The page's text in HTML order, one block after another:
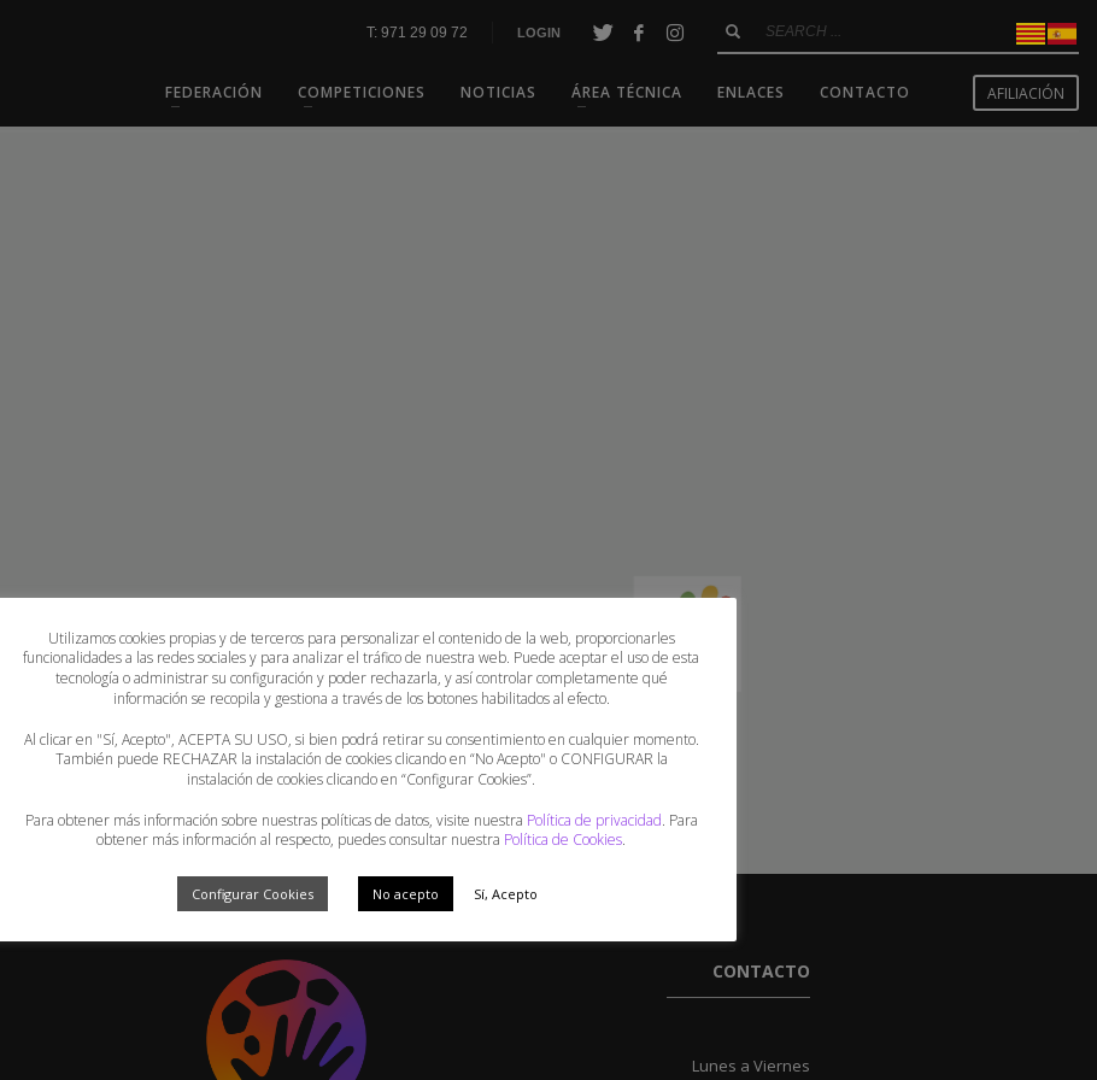
T: 971 29 09 72 LOGIN
FEDERACIÓN COMPETICIONES NOTICIAS ÁREA TÉCNICA ENLACES CONTACTO AFILIACIÓN
CONTACTO
Lunes a Viernes
Utilizamos cookies propias y de terceros para personalizar el contenido de la web, proporcionarles
funcionalidades a las redes sociales y para analizar el tráfico de nuestra web. Puede aceptar el uso de esta
tecnología o administrar su configuración y poder rechazarla, y así controlar completamente qué
información se recopila y gestiona a través de los botones habilitados al efecto.
Al clicar en "Sí, Acepto", ACEPTA SU USO, si bien podrá retirar su consentimiento en cualquier momento.
También puede RECHAZAR la instalación de cookies clicando en “No Acepto" o CONFIGURAR la
instalación de cookies clicando en “Configurar Cookies”.
Para obtener más información sobre nuestras políticas de datos, visite nuestra Política de privacidad. Para
obtener más información al respecto, puedes consultar nuestra Política de Cookies.
Configurar Cookies No acepto Sí, Acepto